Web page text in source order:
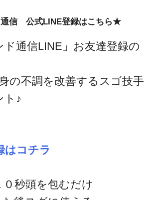
信 公式LINE登録はこちら★
ド通信LINE」お友達登録の
の不調を改善するスゴ技手
ト♪
はコチラ
０秒頭を包むだけ